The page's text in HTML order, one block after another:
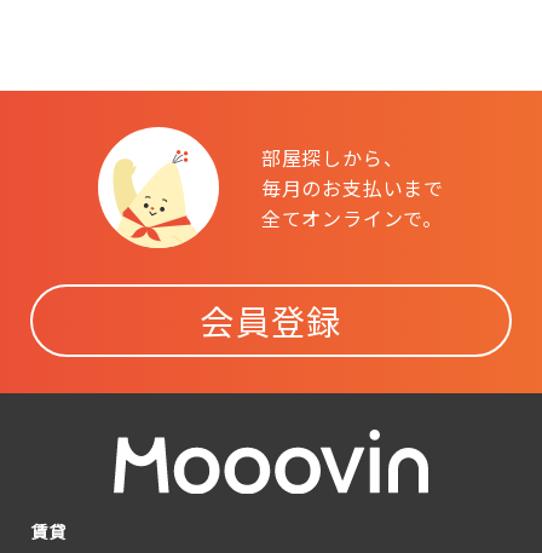
部屋探しから、
毎月のお支払いまで
全てオンラインで。
会員登録
賃貸